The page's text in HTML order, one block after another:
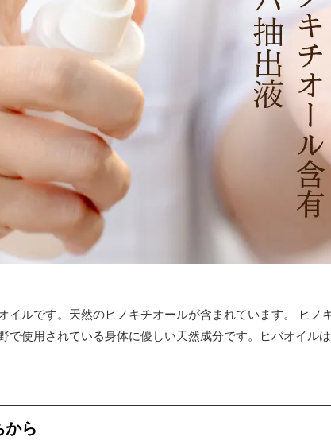
イルです。天然のヒノキチオールが含まれています。 ヒ
で使用されている身体に優しい天然成分です。ヒバオイル
から